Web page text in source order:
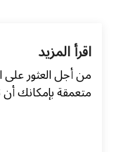
اقرأ المزید
من أجل العثور
متعمقة بإمكانك